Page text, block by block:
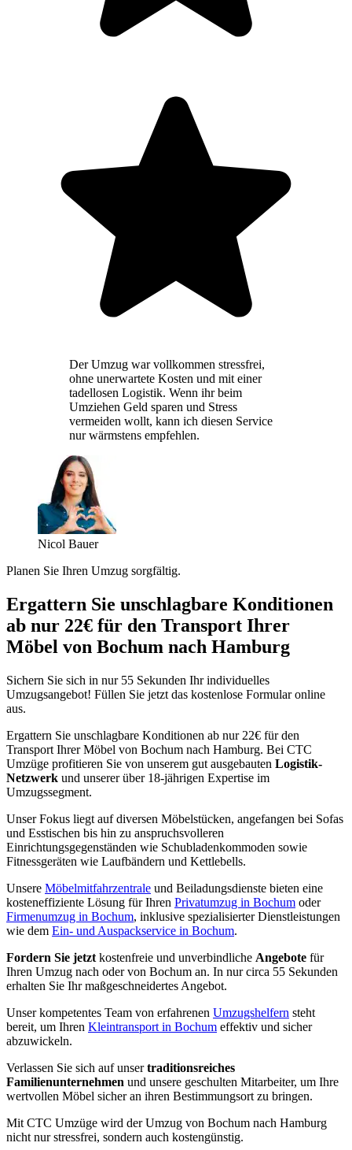
Der Umzug war vollkommen stressfrei,
ohne unerwartete Kosten und mit einer
tadellosen Logistik. Wenn ihr beim
Umziehen Geld sparen und Stress
vermeiden wollt, kann ich diesen Service
nur wärmstens empfehlen.
Nicol Bauer
Planen Sie Ihren Umzug sorgfältig.
Ergattern Sie unschlagbare Konditionen
ab nur 22€ für den Transport Ihrer
Möbel von Bochum nach Hamburg
Sichern Sie sich in nur 55 Sekunden Ihr individuelles
Umzugsangebot! Füllen Sie jetzt das kostenlose Formular online
aus.
Ergattern Sie unschlagbare Konditionen ab nur 22€ für den
Transport Ihrer Möbel von Bochum nach Hamburg. Bei CTC
Umzüge profitieren Sie von unserem gut ausgebauten Logistik-
Netzwerk und unserer über 18-jährigen Expertise im
Umzugssegment.
Unser Fokus liegt auf diversen Möbelstücken, angefangen bei Sofas
und Esstischen bis hin zu anspruchsvolleren
Einrichtungsgegenständen wie Schubladenkommoden sowie
Fitnessgeräten wie Laufbändern und Kettlebells.
Unsere Möbelmitfahrzentrale und Beiladungsdienste bieten eine
kosteneffiziente Lösung für Ihren Privatumzug in Bochum oder
Firmenumzug in Bochum, inklusive spezialisierter Dienstleistungen
wie dem Ein- und Auspackservice in Bochum.
Fordern Sie jetzt kostenfreie und unverbindliche Angebote für
Ihren Umzug nach oder von Bochum an. In nur circa 55 Sekunden
erhalten Sie Ihr maßgeschneidertes Angebot.
Unser kompetentes Team von erfahrenen Umzugshelfern steht
bereit, um Ihren Kleintransport in Bochum effektiv und sicher
abzuwickeln.
Verlassen Sie sich auf unsertraditionsreiches
Familienunternehmen und unsere geschulten Mitarbeiter, um Ihre
wertvollen Möbel sicher an ihren Bestimmungsort zu bringen.
Mit CTC Umzüge wird der Umzug von Bochum nach Hamburg
nicht nur stressfrei, sondern auch kostengünstig.